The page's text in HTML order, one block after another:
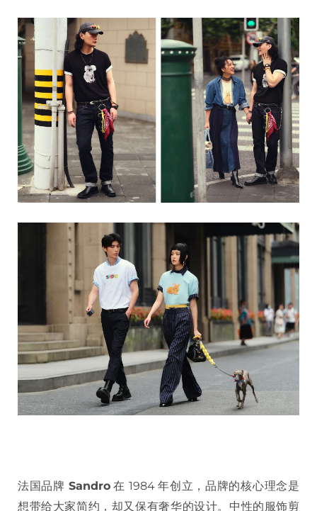
法国品牌 Sandro在 1984 年创立，品牌的核心理念是
想带给大家简约，却又保有奢华的设计。中性的服饰剪